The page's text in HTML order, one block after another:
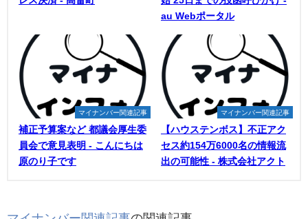
au Webポータル
マイナンバー関連記事
補正予算案など 都議会厚生委
員会で意見表明 - こんにちは
原のり子です
マイナンバー関連記事
【ハウステンボス】不正アク
セス約154万6000名の情報流
出の可能性 - 株式会社アクト